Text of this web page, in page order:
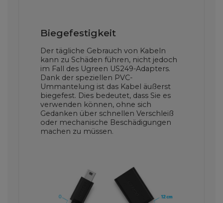
Biegefestigkeit
Der tägliche Gebrauch von Kabeln
kann zu Schäden führen, nicht jedoch
im Fall des Ugreen US249-Adapters.
Dank der speziellen PVC-
Ummantelung ist das Kabel äußerst
biegefest. Dies bedeutet, dass Sie es
verwenden können, ohne sich
Gedanken über schnellen Verschleiß
oder mechanische Beschädigungen
machen zu müssen.